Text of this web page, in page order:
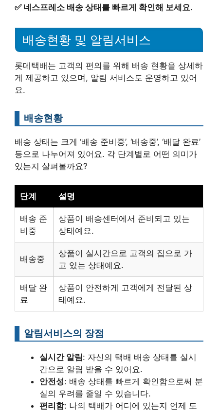
✅ 네스프레소 배송 상태를 빠르게 확인해 보세요.
배송현황 및 알림서비스
롯데택배는 고객의 편의를 위해 배송 현황을 상세하
게 제공하고 있으며, 알림 서비스도 운영하고 있어
요.
배송현황
배송 상태는 크게 ‘배송 준비중’, ‘배송중’, ‘배달 완료’
등으로 나누어져 있어요. 각 단계별로 어떤 의미가
있는지 살펴볼까요?
단계 설명
배송 준
비중
상품이 배송센터에서 준비되고 있는
상태예요.
배송중
상품이 실시간으로 고객의 집으로 가
고 있는 상태예요.
배달 완
료
상품이 안전하게 고객에게 전달된 상
태예요.
알림서비스의 장점
실시간 알림: 자신의 택배 배송 상태를 실시
간으로 알림 받을 수 있어요.
안전성: 배송 상태를 빠르게 확인함으로써 분
실의 우려를 줄일 수 있습니다.
편리함: 나의 택배가 어디에 있는지 언제 도